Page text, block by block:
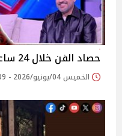
حصاد الفن خلال 24 ساعة
الخميس 04/يونيو/2026 - 11:09 م